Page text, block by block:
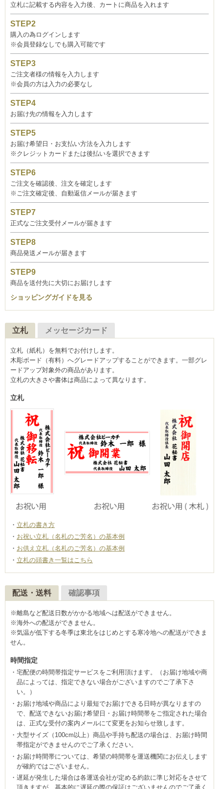
立札に記載する内容を入力後、カートに商品を入れます
購入の為ログインします
※会員登録なしでも購入可能です
ご注文者様の情報を入力します
※会員の方は入力の必要なし
お届け先の情報を入力します
お届け希望日・お支払い方法を入力します
※クレジットカードまたは後払いを選択できます
ご注文を確認後、注文を確定します
※ご注文確定後、自動返信メールが届きます
正式なご注文受付メールが届きます
商品発送メールが届きます
商品を送付先に大切にお届けします
ショッピングガイドを見る
立札 メッセージカード
立札（紙札）を無料でお付けします。
木彫ボード（有料）へグレードアップすることができます。一部グレ
ードアップ対象外の商品があります。
立札の大きさや書体は商品によって異なります。
立札
立札の書き方
お祝い立札（名札のご芳名）の基本例
お供え立札（名札のご芳名）の基本例
立札の頭書き一覧はこちら
配送・送料 確認事項
※離島など配送日数がかかる地域へは配送ができません。
※海外への配送ができません。
※気温が低下する冬季は東北をはじめとする寒冷地への配送ができま
せん。
時間指定
宅配便の時間帯指定サービスをご利用頂けます。（お届け地域や商
品によっては、指定できない場合がございますのでご了承下さ
い。）
お届け地域や商品により最短でお届けできる日時が異なりますの
で、配送できないお届け希望日・お届け時間帯をご指定された場合
は、正式な受付の案内メールにて変更をお知らせ致します。
大型サイズ（100cm以上）商品や手持ち配送の場合は、お届け時間
帯指定ができませんのでご了承ください。
お届け時間帯については、希望の時間帯を運送機関にお伝えします
が確約ではございません。
遅延が発生した場合は各運送会社が定める約款に準じ対応をさせて
頂きますが、基本的に遅延の際の保証はございませんのでご了承く